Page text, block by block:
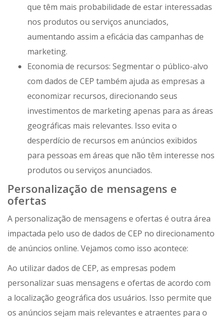
que têm mais probabilidade de estar interessadas
nos produtos ou serviços anunciados,
aumentando assim a eficácia das campanhas de
marketing.
Economia de recursos: Segmentar o público-alvo
com dados de CEP também ajuda as empresas a
economizar recursos, direcionando seus
investimentos de marketing apenas para as áreas
geográficas mais relevantes. Isso evita o
desperdício de recursos em anúncios exibidos
para pessoas em áreas que não têm interesse nos
produtos ou serviços anunciados.
Personalização de mensagens e
ofertas
A personalização de mensagens e ofertas é outra área
impactada pelo uso de dados de CEP no direcionamento
de anúncios online. Vejamos como isso acontece:
Ao utilizar dados de CEP, as empresas podem
personalizar suas mensagens e ofertas de acordo com
a localização geográfica dos usuários. Isso permite que
os anúncios sejam mais relevantes e atraentes para o